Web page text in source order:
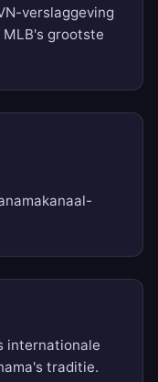
verslaggeving
grootste
internationale
traditie.